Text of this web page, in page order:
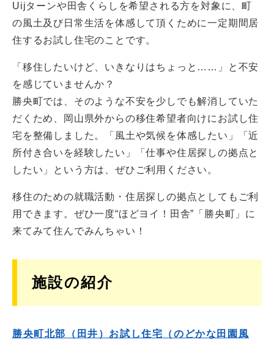
Uijターンや田舎くらしを希望される方を対象に、町
の風土及び日常生活を体感して頂くために一定期間居
住するお試し住宅のことです。
「移住したいけど、いきなりはちょっと……」と不安
を感じていませんか？
勝央町では、そのような不安を少しでも解消していた
だくため、岡山県外からの移住希望者向けにお試し住
宅を整備しました。「風土や気候を体感したい」「近
所付き合いを経験したい」「仕事や住居探しの拠点と
したい」という方は、ぜひご利用ください。
移住のための就職活動・住居探しの拠点としてもご利
用できます。ぜひ一度“ほどヨイ！田舎”「勝央町」に
来てみて住んでみんちゃい！
施設の紹介
勝央町北部（田井）お試し住宅（のどかな田園風